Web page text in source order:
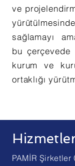
ve
sağlamayı
bu çerçevede
kurum ve
ortaklığı
PAMİR Şirketler